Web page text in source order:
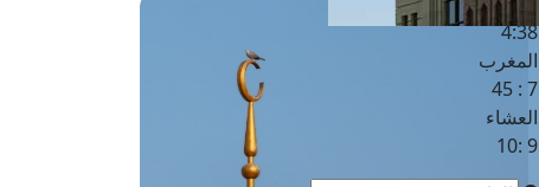
4:38
المغرب
7 : 45
العشاء
9 :10